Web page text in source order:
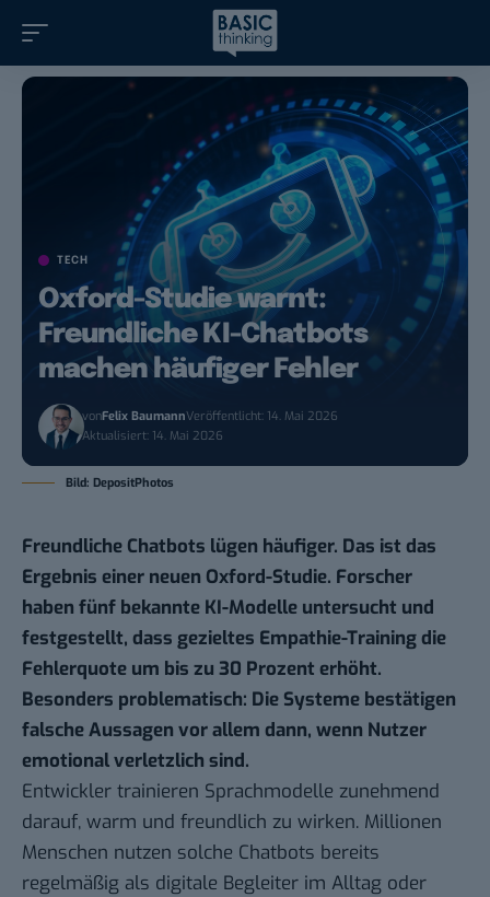
TECH
Oxford-Studie warnt:
Freundliche KI-Chatbots
machen häufiger Fehler
vonFelix BaumannVeröffentlicht: 14. Mai 2026
Aktualisiert: 14. Mai 2026
Bild: DepositPhotos
Freundliche Chatbots lügen häufiger. Das ist das
Ergebnis einer neuen Oxford-Studie. Forscher
haben fünf bekannte KI-Modelle untersucht und
festgestellt, dass gezieltes Empathie-Training die
Fehlerquote um bis zu 30 Prozent erhöht.
Besonders problematisch: Die Systeme bestätigen
falsche Aussagen vor allem dann, wenn Nutzer
emotional verletzlich sind.
Entwickler trainieren Sprachmodelle zunehmend
darauf, warm und freundlich zu wirken. Millionen
Menschen nutzen solche Chatbots bereits
regelmäßig als digitale Begleiter im Alltag oder